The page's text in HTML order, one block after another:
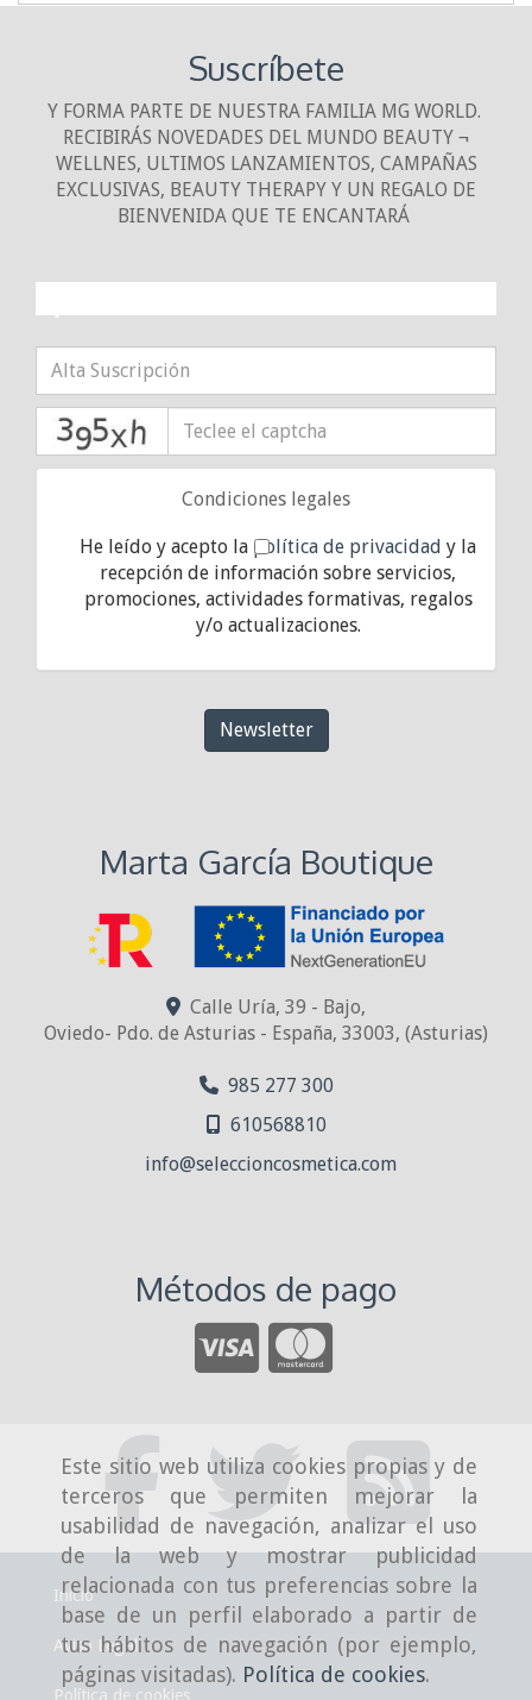
Este sitio web utiliza cookies propias y de
terceros que permiten mejorar la
usabilidad de navegación, analizar el uso
de la web y mostrar publicidad
relacionada con tus preferencias sobre la
base de un perfil elaborado a partir de
tus hábitos de navegación (por ejemplo,
páginas visitadas). Política de cookies.
Suscríbete
Y FORMA PARTE DE NUESTRA FAMILIA MG WORLD.
RECIBIRÁS NOVEDADES DEL MUNDO BEAUTY ¬
WELLNES, ULTIMOS LANZAMIENTOS, CAMPAÑAS
EXCLUSIVAS, BEAUTY THERAPY Y UN REGALO DE
BIENVENIDA QUE TE ENCANTARÁ
Condiciones legales
He leído y acepto la política de privacidad y la
recepción de información sobre servicios,
promociones, actividades formativas, regalos
y/o actualizaciones.
Newsletter
Marta García Boutique
Calle Uría, 39 - Bajo,
Oviedo- Pdo. de Asturias - España, 33003, (Asturias)
985 277 300
610568810
info
seleccioncosmetica.com
Métodos de pago
Inicio
Aviso Legal
Política de cookies